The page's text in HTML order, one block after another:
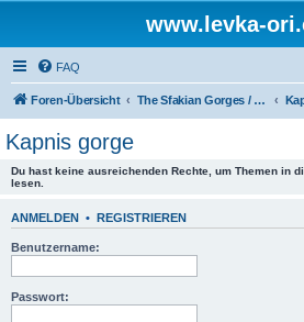
www.levka-
FAQ
Foren-Übersicht The Sfakian Gorges / Die sfakiotischen Schluchten
Kapnis gorge
Du hast keine ausreichenden Rechte, um Themen in
lesen.
ANMELDEN • REGISTRIEREN
Benutzername:
Passwort: